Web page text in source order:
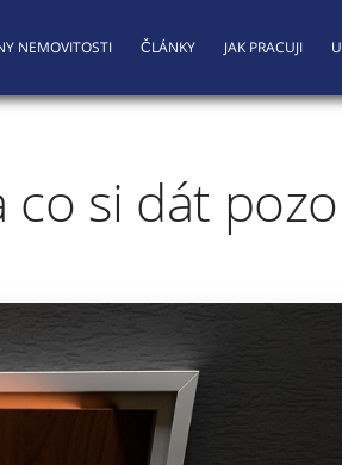
NEMOVITOSTI ČLÁNKY JAK PRACUJI
co si dát